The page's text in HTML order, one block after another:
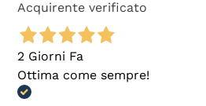
Acquirente verificato
2 Giorni Fa
Ottima come sempre!